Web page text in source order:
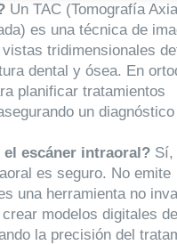
Un TAC (Tomografía
es una técnica de
tridimensionales
dental y ósea. En
planificar tratamientos
un
el escáner intraoral?Sí,
es seguro. No emite
una herramienta no
modelos digitales
la precisión del